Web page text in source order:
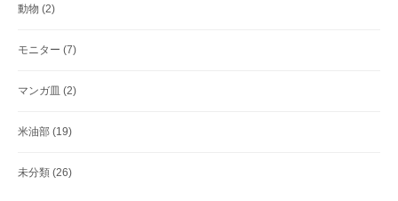
動物 (2)
モニター (7)
マンガ皿 (2)
米油部 (19)
未分類 (26)